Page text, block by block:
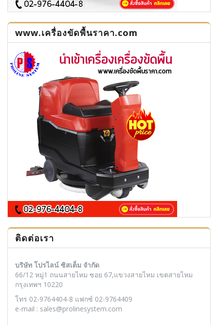
www.เครื่องขัดพื้นราคา.com
ติดต่อเรา
บริษัท โปรไลน์ ซิสเต็ม จำกัด
66/12 หมู่1 ถนนสายไหม ซอย 67,แขวงสายไหม เขตสายไหม
กรุงเทพฯ 10220
โทร 02-9764404-8 แฟกซ์ 02-9764409
e-mail : sales@prolinesystem.com